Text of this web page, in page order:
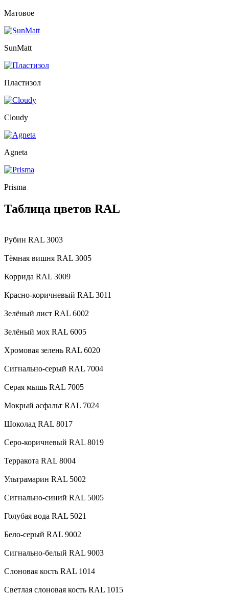
Матовое
SunMatt
Пластизол
Сloudy
Agneta
Prisma
Таблица цветов RAL
Рубин RAL 3003
Тёмная вишня RAL 3005
Коррида RAL 3009
Красно-коричневый RAL 3011
Зелёный лист RAL 6002
Зелёный мох RAL 6005
Хромовая зелень RAL 6020
Сигнально-серый RAL 7004
Серая мышь RAL 7005
Мокрый асфальт RAL 7024
Шоколад RAL 8017
Серо-коричневый RAL 8019
Терракота RAL 8004
Ультрамарин RAL 5002
Сигнально-синий RAL 5005
Голубая вода RAL 5021
Бело-серый RAL 9002
Сигнально-белый RAL 9003
Слоновая кость RAL 1014
Светлая слоновая кость RAL 1015